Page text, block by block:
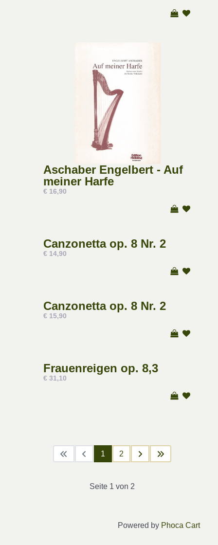
Aschaber Engelbert - Auf
meiner Harfe
€ 16,90
Canzonetta op. 8 Nr. 2
€ 14,90
Canzonetta op. 8 Nr. 2
€ 15,90
Frauenreigen op. 8,3
€ 31,10
1 2
Seite 1 von 2
Powered by Phoca Cart